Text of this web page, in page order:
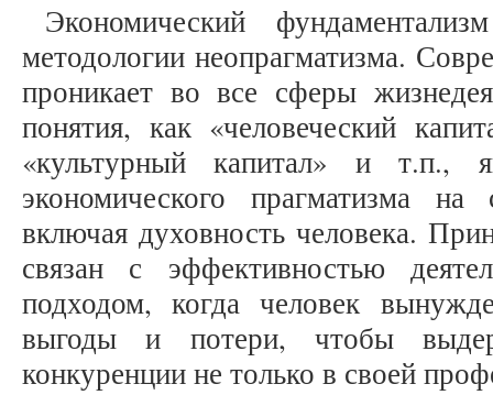
Экономический
методологии неопрагматизма.
проникает во все сферы
понятия, как «человеческий
«культурный капитал» и т.п.,
экономического прагматизма
включая духовность человека.
связан с эффективностью
подходом, когда человек
выгоды и потери, чтобы
конкуренции не только в своей